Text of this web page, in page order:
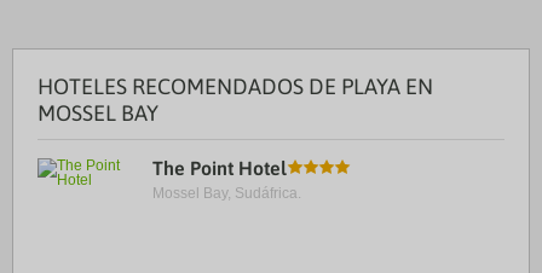
HOTELES RECOMENDADOS DE PLAYA EN
MOSSEL BAY
The Point Hotel
Mossel Bay, Sudáfrica.